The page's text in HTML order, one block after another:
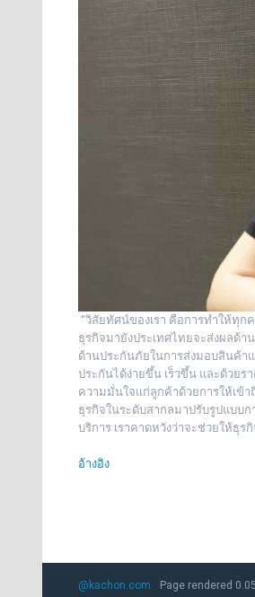
“วิสัยทัศน์ของเรา คือการทำให้ทุก
ธุรกิจมายังประเทศไทยจะส่งผลด้
ด้านประกันภัยในการส่งมอบสินค้า
ประกันได้ง่ายขึ้น เร็วขึ้น และด้วยร
ความมั่นใจแก่ลูกค้าด้วยการให้เข้
ธุรกิจในระดับสากลมาปรับรูปแบบ
บริการ เราคาดหวังว่าจะช่วยให้ธุ
อ้างอิง
@kachon.com Page rendered